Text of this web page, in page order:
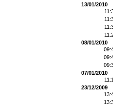
13/01/2010
08/01/2010
07/01/2010
23/12/2009